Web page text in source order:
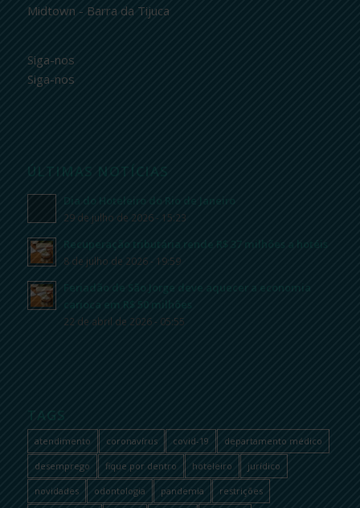
Midtown - Barra da Tijuca
Siga-nos
Siga-nos
ÚLTIMAS NOTÍCIAS
Dia do Hoteleiro do Rio de Janeiro
29 de julho de 2026 - 15:23
Recuperação tributária rende R$ 37 milhões a hotéis
8 de julho de 2026 - 19:59
Feriadão de São Jorge deve aquecer a economia
carioca em R$ 50 milhões
22 de abril de 2026 - 05:55
TAGS
atendimento coronavírus covid-19 departamento médico
desemprego fique por dentro hoteleiro jurídico
novidades odontologia pandemia restrições